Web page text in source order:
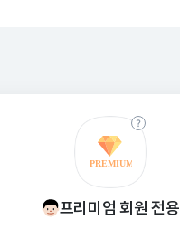
프리미엄 회원 전용
26. 08/08